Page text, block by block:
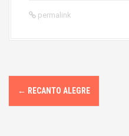
permalink
P
o
← RECANTO ALEGRE